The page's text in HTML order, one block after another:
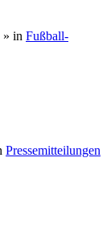
» in Fußball-
Pressemitteilungen